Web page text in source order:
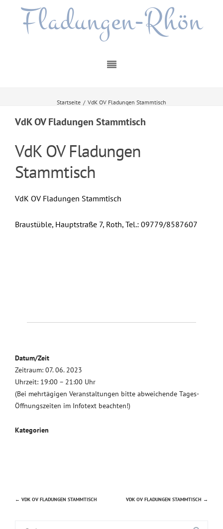
Fladungen-Rhön
Startseite / VdK OV Fladungen Stammtisch
VdK OV Fladungen Stammtisch
VdK OV Fladungen
Stammtisch
VdK OV Fladungen Stammtisch
Braustüble, Hauptstraße 7, Roth, Tel.: 09779/8587607
Datum/Zeit
Zeitraum: 07. 06. 2023
Uhrzeit: 19:00 – 21:00 Uhr
(Bei mehrtägigen Veranstaltungen bitte abweichende Tages-
Öffnungszeiten im Infotext beachten!)
Kategorien
Beitragsnavigation
← VDK OV FLADUNGEN STAMMTISCH VDK OV FLADUNGEN STAMMTISCH →